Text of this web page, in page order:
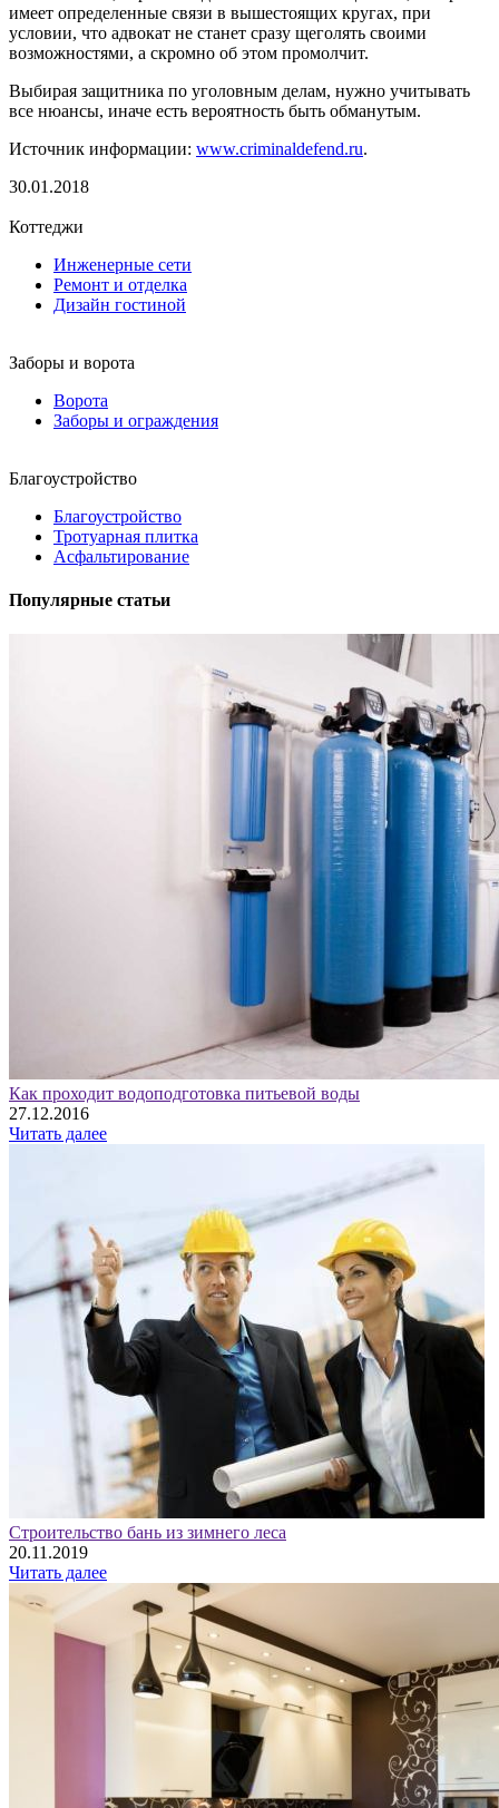
имеет определенные связи в вышестоящих кругах, при
условии, что адвокат не станет сразу щеголять своими
возможностями, а скромно об этом промолчит.
Выбирая защитника по уголовным делам, нужно учитывать
все нюансы, иначе есть вероятность быть обманутым.
Источник информации: www.criminaldefend.ru.
30.01.2018
Коттеджи
Инженерные сети
Ремонт и отделка
Дизайн гостиной
Заборы и ворота
Ворота
Заборы и ограждения
Благоустройство
Благоустройство
Тротуарная плитка
Асфальтирование
Популярные статьи
Как проходит водоподготовка питьевой воды
27.12.2016
Читать далее
Строительство бань из зимнего леса
20.11.2019
Читать далее